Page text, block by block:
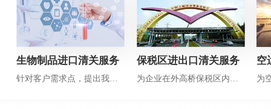
生物制品进口清关服务
针对客户需求点，提出我们解决方案
保税区进出口清关服务 空